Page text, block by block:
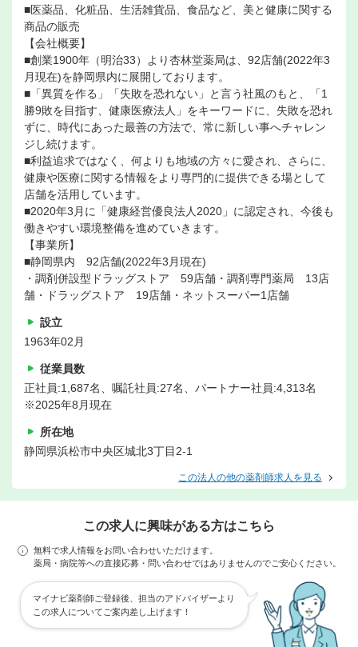
■医薬品、化粧品、生活雑貨品、食品など、美と健康に関する
商品の販売
【会社概要】
■創業1900年（明治33）より杏林堂薬局は、92店舗(2022年3
月現在)を静岡県内に展開しております。
■「異質を作る」「失敗を恐れない」と言う社風のもと、「1
勝9敗を目指す、健康医療法人」をキーワードに、失敗を恐れ
ずに、時代にあった最善の方法で、常に新しい事へチャレン
ジし続けます。
■利益追求ではなく、何よりも地域の方々に愛され、さらに、
健康や医療に関する情報をより専門的に提供できる場として
店舗を活用しています。
■2020年3月に「健康経営優良法人2020」に認定され、今後も
働きやすい環境整備を進めていきます。
【事業所】
■静岡県内 92店舗(2022年3月現在)
・調剤併設型ドラッグストア 59店舗・調剤専門薬局 13店
舗・ドラッグストア 19店舗・ネットスーパー1店舗
設立
1963年02月
従業員数
正社員:1,687名、嘱託社員:27名、パートナー社員:4,313名
※2025年8月現在
所在地
静岡県浜松市中央区城北3丁目2-1
この法人の他の薬剤師求人を見る
この求人に興味がある方はこちら
無料で求人情報をお問い合わせいただけます。
薬局・病院等への直接応募・問い合わせではありませんのでご安心ください。
マイナビ薬剤師ご登録後、担当のアドバイザーより
この求人についてご案内差し上げます！